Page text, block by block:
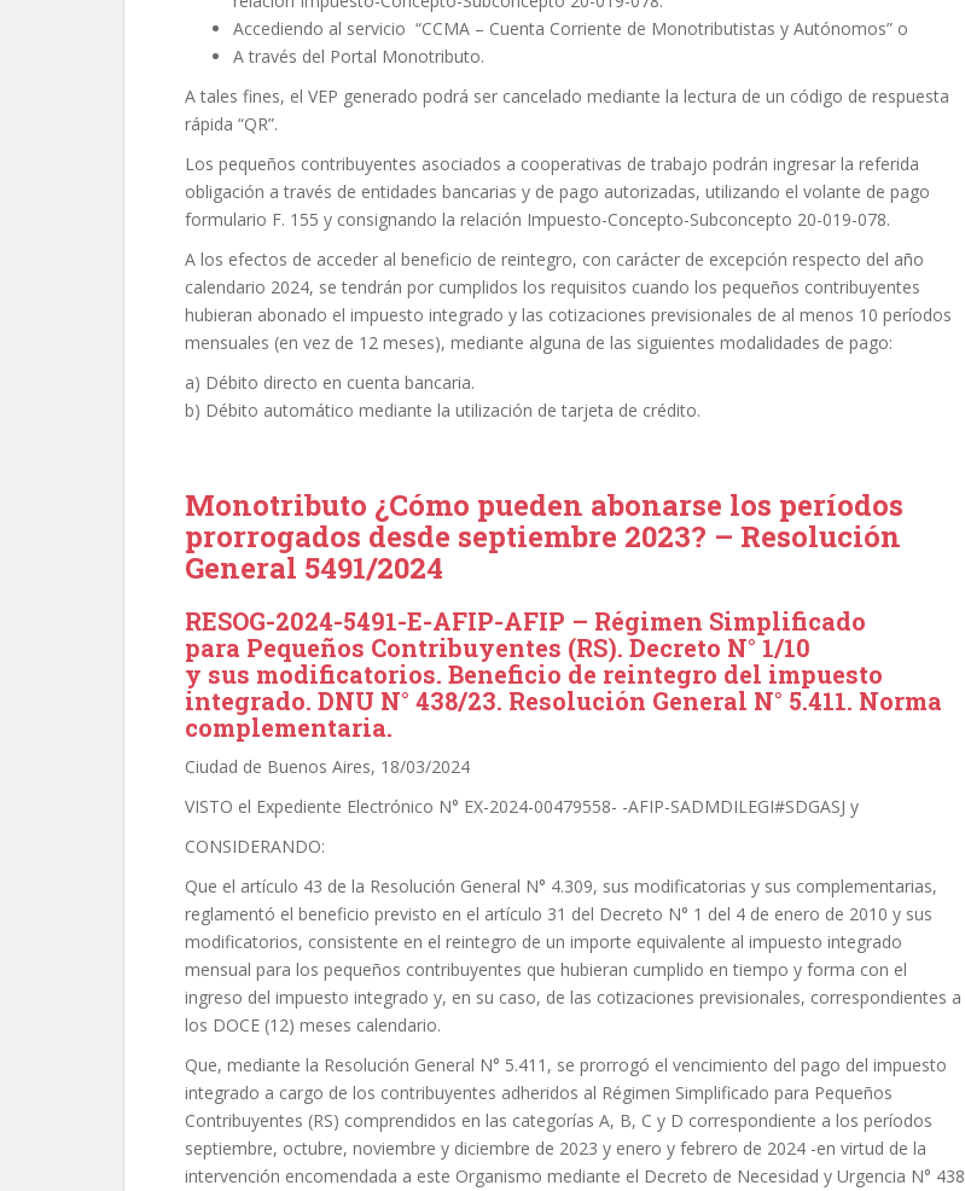
Accediendo al servicio “CCMA – Cuenta Corriente de Monotributistas y Autónomos” o
A través del Portal Monotributo.
A tales fines, el VEP generado podrá ser cancelado mediante la lectura de un código de respuesta
rápida “QR”.
Los pequeños contribuyentes asociados a cooperativas de trabajo podrán ingresar la referida
obligación a través de entidades bancarias y de pago autorizadas, utilizando el volante de pago
formulario F. 155 y consignando la relación Impuesto-Concepto-Subconcepto 20-019-078.
A los efectos de acceder al beneficio de reintegro, con carácter de excepción respecto del año
calendario 2024, se tendrán por cumplidos los requisitos cuando los pequeños contribuyentes
hubieran abonado el impuesto integrado y las cotizaciones previsionales de al menos 10 períodos
mensuales (en vez de 12 meses), mediante alguna de las siguientes modalidades de pago:
a) Débito directo en cuenta bancaria.
b) Débito automático mediante la utilización de tarjeta de crédito.
Monotributo ¿Cómo pueden abonarse los períodos
prorrogados desde septiembre 2023? – Resolución
General 5491/2024
RESOG-2024-5491-E-AFIP-AFIP – Régimen Simplificado
para Pequeños Contribuyentes (RS). Decreto N° 1/10
y sus modificatorios. Beneficio de reintegro del impuesto
integrado. DNU N° 438/23. Resolución General N° 5.411. Norma
complementaria.
Ciudad de Buenos Aires, 18/03/2024
VISTO el Expediente Electrónico N° EX-2024-00479558- -AFIP-SADMDILEGI#SDGASJ y
CONSIDERANDO:
Que el artículo 43 de la Resolución General N° 4.309, sus modificatorias y sus complementarias,
reglamentó el beneficio previsto en el artículo 31 del Decreto N° 1 del 4 de enero de 2010 y sus
modificatorios, consistente en el reintegro de un importe equivalente al impuesto integrado
mensual para los pequeños contribuyentes que hubieran cumplido en tiempo y forma con el
ingreso del impuesto integrado y, en su caso, de las cotizaciones previsionales, correspondientes a
los DOCE (12) meses calendario.
Que, mediante la Resolución General N° 5.411, se prorrogó el vencimiento del pago del impuesto
integrado a cargo de los contribuyentes adheridos al Régimen Simplificado para Pequeños
Contribuyentes (RS) comprendidos en las categorías A, B, C y D correspondiente a los períodos
septiembre, octubre, noviembre y diciembre de 2023 y enero y febrero de 2024 -en virtud de la
intervención encomendada a este Organismo mediante el Decreto de Necesidad y Urgencia N° 438